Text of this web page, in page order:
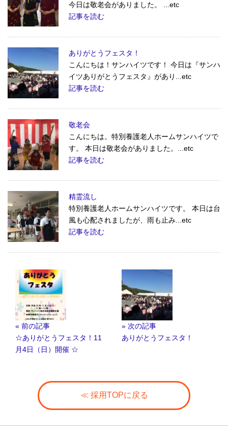
今日は敬老会がありました。 ...etc
記事を読む
ありがとうフェスタ！
こんにちは！サンハイツです！ 今日は『サンハ
イツありがとうフェスタ』があり...etc
記事を読む
敬老会
こんにちは。特別養護老人ホームサンハイツで
す。 本日は敬老会がありました。...etc
記事を読む
精霊流し
特別養護老人ホームサンハイツです。 本日は台
風も心配されましたが、雨も止み...etc
記事を読む
« 前の記事
☆ありがとうフェスタ！11
月4日（日）開催 ☆
» 次の記事
ありがとうフェスタ！
≪ 採用TOPに戻る